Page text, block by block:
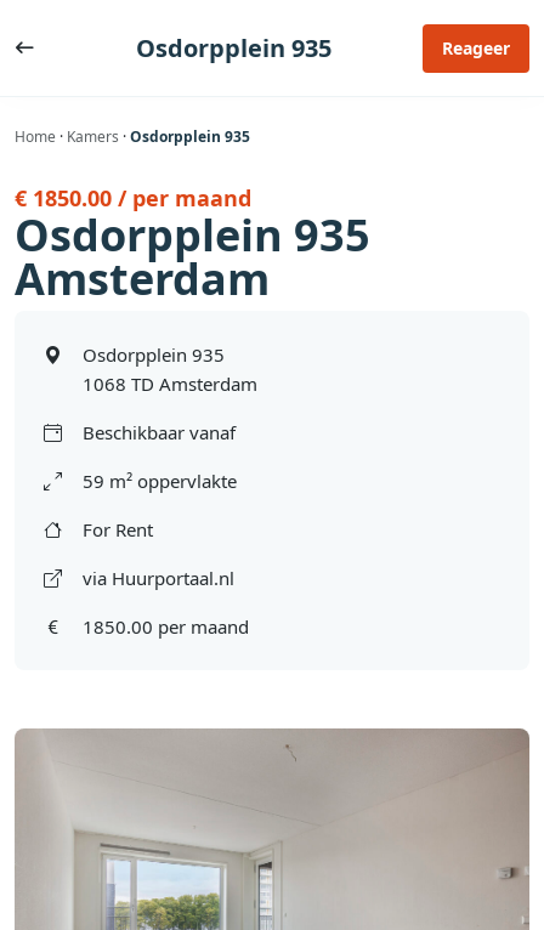
naar
Osdorpplein 935 Reageer
Home · Kamers ·Osdorpplein 935
€ 1850.00 / per maand
Osdorpplein 935
Amsterdam
Osdorpplein 935
1068 TD Amsterdam
Beschikbaar vanaf
59 m² oppervlakte
For Rent
via Huurportaal.nl
1850.00 per maand